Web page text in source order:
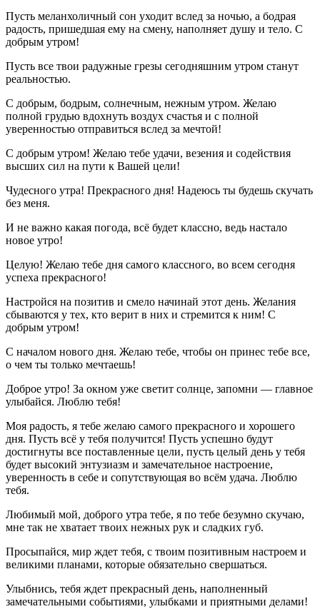
Пусть меланхоличный сон уходит вслед за ночью, а бодрая
радость, пришедшая ему на смену, наполняет душу и тело. С
добрым утром!
Пусть все твои радужные грезы сегодняшним утром станут
реальностью.
С добрым, бодрым, солнечным, нежным утром. Желаю
полной грудью вдохнуть воздух счастья и с полной
уверенностью отправиться вслед за мечтой!
С добрым утром! Желаю тебе удачи, везения и содействия
высших сил на пути к Вашей цели!
Чудесного утра! Прекрасного дня! Надеюсь ты будешь скучать
без меня.
И не важно какая погода, всё будет классно, ведь настало
новое утро!
Целую! Желаю тебе дня самого классного, во всем сегодня
успеха прекрасного!
Настройся на позитив и смело начинай этот день. Желания
сбываются у тех, кто верит в них и стремится к ним! С
добрым утром!
С началом нового дня. Желаю тебе, чтобы он принес тебе все,
о чем ты только мечтаешь!
Доброе утро! За окном уже светит солнце, запомни — главное
улыбайся. Люблю тебя!
Моя радость, я тебе желаю самого прекрасного и хорошего
дня. Пусть всё у тебя получится! Пусть успешно будут
достигнуты все поставленные цели, пусть целый день у тебя
будет высокий энтузиазм и замечательное настроение,
уверенность в себе и сопутствующая во всём удача. Люблю
тебя.
Любимый мой, доброго утра тебе, я по тебе безумно скучаю,
мне так не хватает твоих нежных рук и сладких губ.
Просыпайся, мир ждет тебя, с твоим позитивным настроем и
великими планами, которые обязательно свершаться.
Улыбнись, тебя ждет прекрасный день, наполненный
замечательными событиями, улыбками и приятными делами!